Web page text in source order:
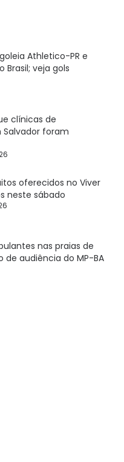
Athletico-PR e
Brasil; veja gols
clínicas de
foram
oferecidos no Viver
neste sábado
nas praias de
de audiência do MP-BA